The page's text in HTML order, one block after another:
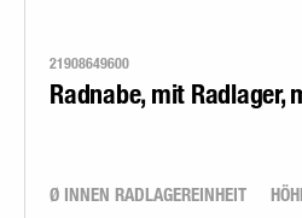
21908649600
Radnabe, mit Radlager,
Ø INNEN RADLAGEREINHEIT